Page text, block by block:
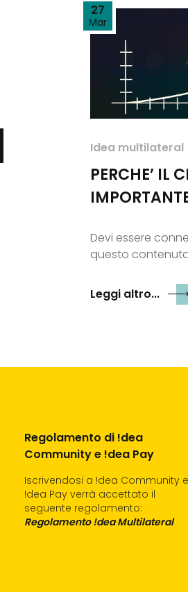
27
Mar
Idea multilateral
PERCHE’ IL
Devi essere
questo
Leggi altro...
Regolamento di !dea
Community e !dea Pay
Iscrivendosi a !dea Community e
!dea Pay verrà accettato il
seguente regolamento:
Regolamento !dea Multilateral